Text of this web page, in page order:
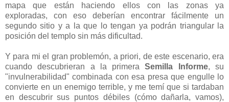
mapa que están haciendo ellos con las zonas ya
exploradas, con eso deberían encontrar fácilmente un
segundo sitio y a la que lo tengan ya podrán triangular la
posición del templo sin más dificultad.
Y para mi el gran problemón, a priori, de este escenario, era
cuando descubrieran a la primeraSemilla Informe, su
"invulnerabilidad" combinada con esa presa que engulle lo
convierte en un enemigo terrible, y me temí que si tardaban
en descubrir sus puntos débiles (cómo dañarla, vamos),